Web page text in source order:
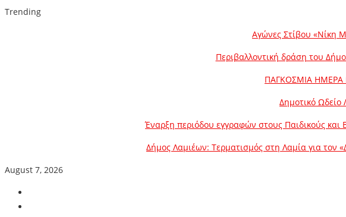
Trending
Αγώνες Στίβου «Νίκη
Περιβαλλοντική δράση του
ΠΑΓΚΟΣΜΙΑ ΗΜΕΡΑ
Δημοτικό
Έναρξη περιόδου εγγραφών στους Παιδικούς
Δήμος Λαμιέων: Τερματισμός στη Λαμία για τον
August 7, 2026